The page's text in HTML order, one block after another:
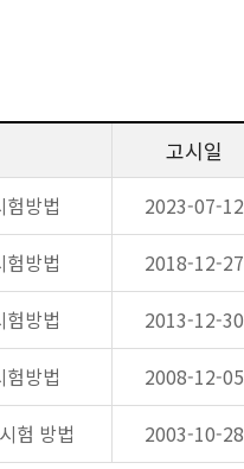
고시일
방법 2023-07-12
방법 2018-12-27
방법 2013-12-30
방법 2008-12-05
험 방법 2003-10-28